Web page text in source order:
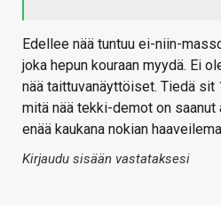
Edellee nää tuntuu ei-niin-
joka hepun kouraan myydä. Ei
nää taittuvanäyttöiset. Tiedä
mitä nää tekki-demot on
enää kaukana nokian
Kirjaudu sisään vastataksesi